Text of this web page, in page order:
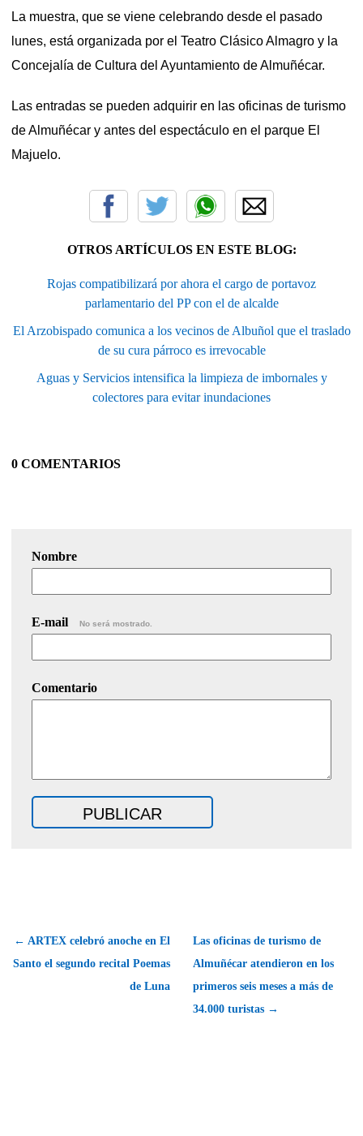
La muestra, que se viene celebrando desde el pasado
lunes, está organizada por el Teatro Clásico Almagro y la
Concejalía de Cultura del Ayuntamiento de Almuñécar.
Las entradas se pueden adquirir en las oficinas de turismo
de Almuñécar y antes del espectáculo en el parque El
Majuelo.
OTROS ARTÍCULOS EN ESTE BLOG:
Rojas compatibilizará por ahora el cargo de portavoz
parlamentario del PP con el de alcalde
El Arzobispado comunica a los vecinos de Albuñol que el traslado
de su cura párroco es irrevocable
Aguas y Servicios intensifica la limpieza de imbornales y
colectores para evitar inundaciones
0 COMENTARIOS
Nombre
E-mail No será mostrado.
Comentario
← ARTEX celebró anoche en El
Santo el segundo recital Poemas
de Luna
Las oficinas de turismo de
Almuñécar atendieron en los
primeros seis meses a más de
34.000 turistas →